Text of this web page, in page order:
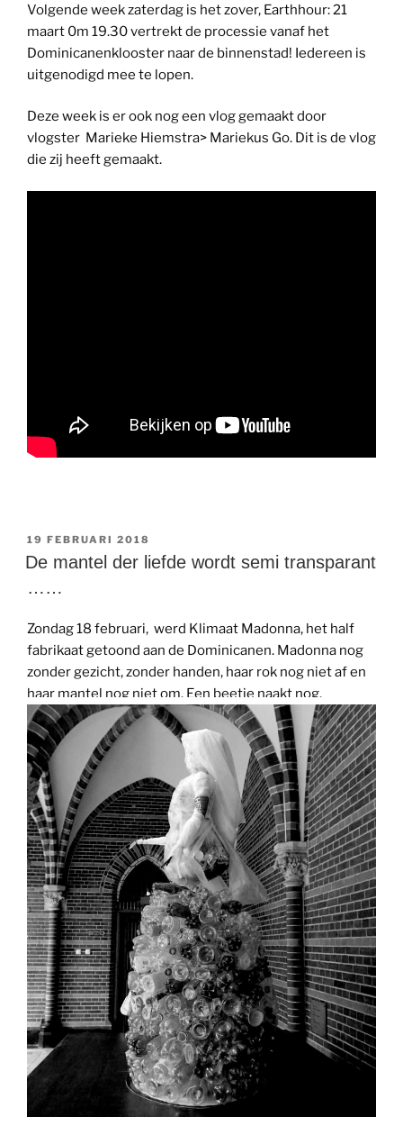
Volgende week zaterdag is het zover, Earthhour: 21
maart 0m 19.30 vertrekt de processie vanaf het
Dominicanenklooster naar de binnenstad! Iedereen is
uitgenodigd mee te lopen.
Deze week is er ook nog een vlog gemaakt door
vlogster Marieke Hiemstra> Mariekus Go. Dit is de vlog
die zij heeft gemaakt.
GEPLAATST
OP
19 FEBRUARI 2018
De mantel der liefde wordt semi transparant
……
Zondag 18 februari, werd Klimaat Madonna, het half
fabrikaat getoond aan de Dominicanen. Madonna nog
zonder gezicht, zonder handen, haar rok nog niet af en
haar mantel nog niet om. Een beetje naakt nog.